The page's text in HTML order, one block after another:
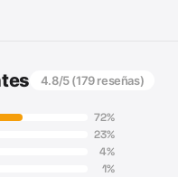
4.8/5 (179reseñas)
72%
23%
4%
1%